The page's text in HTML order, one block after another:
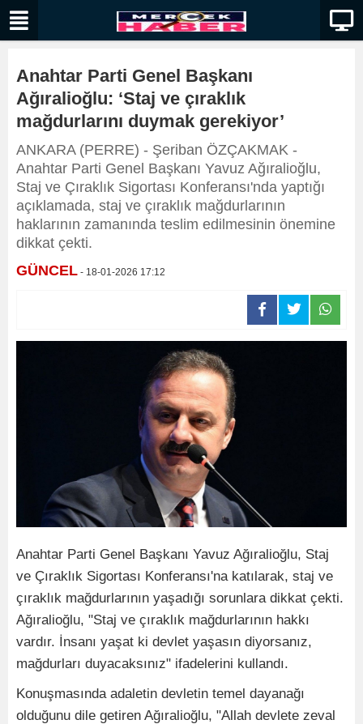
Anahtar Parti Genel Başkanı
Ağıralioğlu: ‘Staj ve çıraklık
mağdurlarını duymak gerekiyor’
ANKARA (PERRE) - Şeriban ÖZÇAKMAK -
Anahtar Parti Genel Başkanı Yavuz Ağıralioğlu,
Staj ve Çıraklık Sigortası Konferansı'nda yaptığı
açıklamada, staj ve çıraklık mağdurlarının
haklarının zamanında teslim edilmesinin önemine
dikkat çekti.
GÜNCEL - 18-01-2026 17:12
Anahtar Parti Genel Başkanı Yavuz Ağıralioğlu, Staj
ve Çıraklık Sigortası Konferansı'na katılarak, staj ve
çıraklık mağdurlarının yaşadığı sorunlara dikkat çekti.
Ağıralioğlu, "Staj ve çıraklık mağdurlarının hakkı
vardır. İnsanı yaşat ki devlet yaşasın diyorsanız,
mağdurları duyacaksınız" ifadelerini kullandı.
Konuşmasında adaletin devletin temel dayanağı
olduğunu dile getiren Ağıralioğlu, "Allah devlete zeval